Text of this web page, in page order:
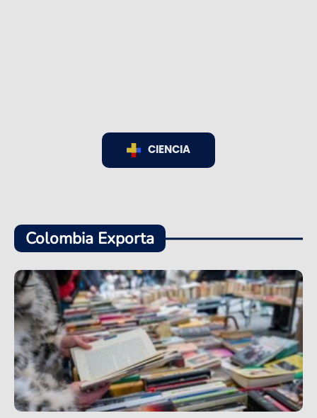
CIENCIA
Colombia Exporta